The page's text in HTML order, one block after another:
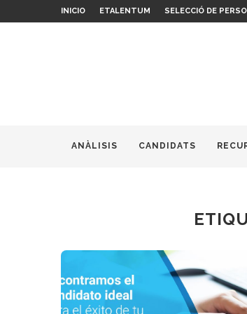
INICIO ETALENTUM SELECCIÓ DE
ANÀLISIS CANDIDATS